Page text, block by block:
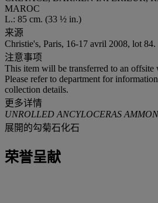
MAROC
L.: 85 cm. (33 ½ in.)
来源
Christie's, Paris, 16-17 avril 2008, lot 84.
注意事项
This item will be transferred to an offsite
Please refer to department for
collection details.
更多详情
UNROLLED ANCYLOCERAS
展開的勾菊石化石
荣誉呈献